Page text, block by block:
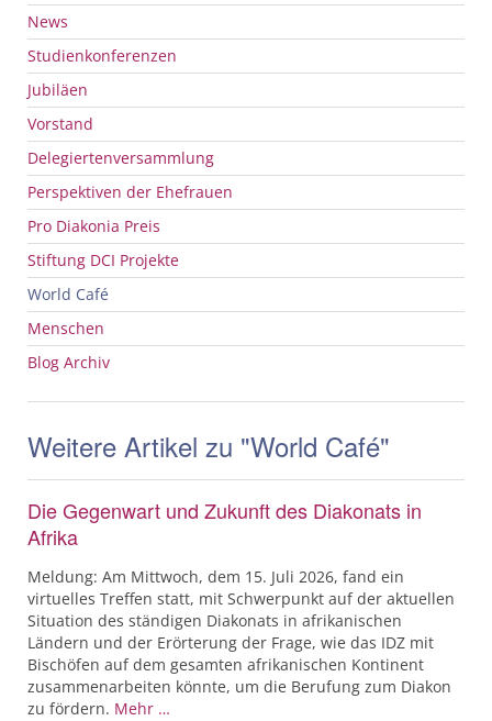
News
Studienkonferenzen
Jubiläen
Vorstand
Delegiertenversammlung
Perspektiven der Ehefrauen
Pro Diakonia Preis
Stiftung DCI Projekte
World Café
Menschen
Blog Archiv
Weitere Artikel zu "World Café"
Die Gegenwart und Zukunft des Diakonats in
Afrika
Meldung: Am Mittwoch, dem 15. Juli 2026, fand ein
virtuelles Treffen statt, mit Schwerpunkt auf der aktuellen
Situation des ständigen Diakonats in afrikanischen
Ländern und der Erörterung der Frage, wie das IDZ mit
Bischöfen auf dem gesamten afrikanischen Kontinent
zusammenarbeiten könnte, um die Berufung zum Diakon
zu fördern. Mehr …